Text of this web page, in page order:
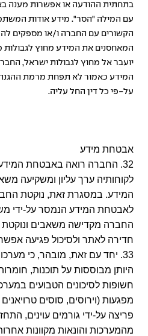
בתחתית ההודעה או אפשרות מענה
עם המילה "הסר". מידע אודות
הקשורים עם החברה ו/או מספקים לה
המאחסנים את המידע מחוץ לגבולות
יועבר אל מחוץ לגבולות ישראל,
המידע כאמור לא תפחת מרמת
על-פי כל דין החל עליה.
אבטחת מידע
32. החברה רואה באבטחת
לקוחותיה ערך עליון ומשקיעה
המידע. במסגרת זאת, נוקטת
לאבטחת המידע הנמסר על-ידי
החברה מקדישה משאבים
חדירה לאתר ולסיכול פגיעה
33. יחד עם זאת, מובהר, כי
היותן מבוססות על תוכנות,
חשופות לסיכונים הטבועים
מפגעות (וירוסים, סוסים
פריצה על-ידי גורמים עוינים,
מהמערכות והונאות מקוונות